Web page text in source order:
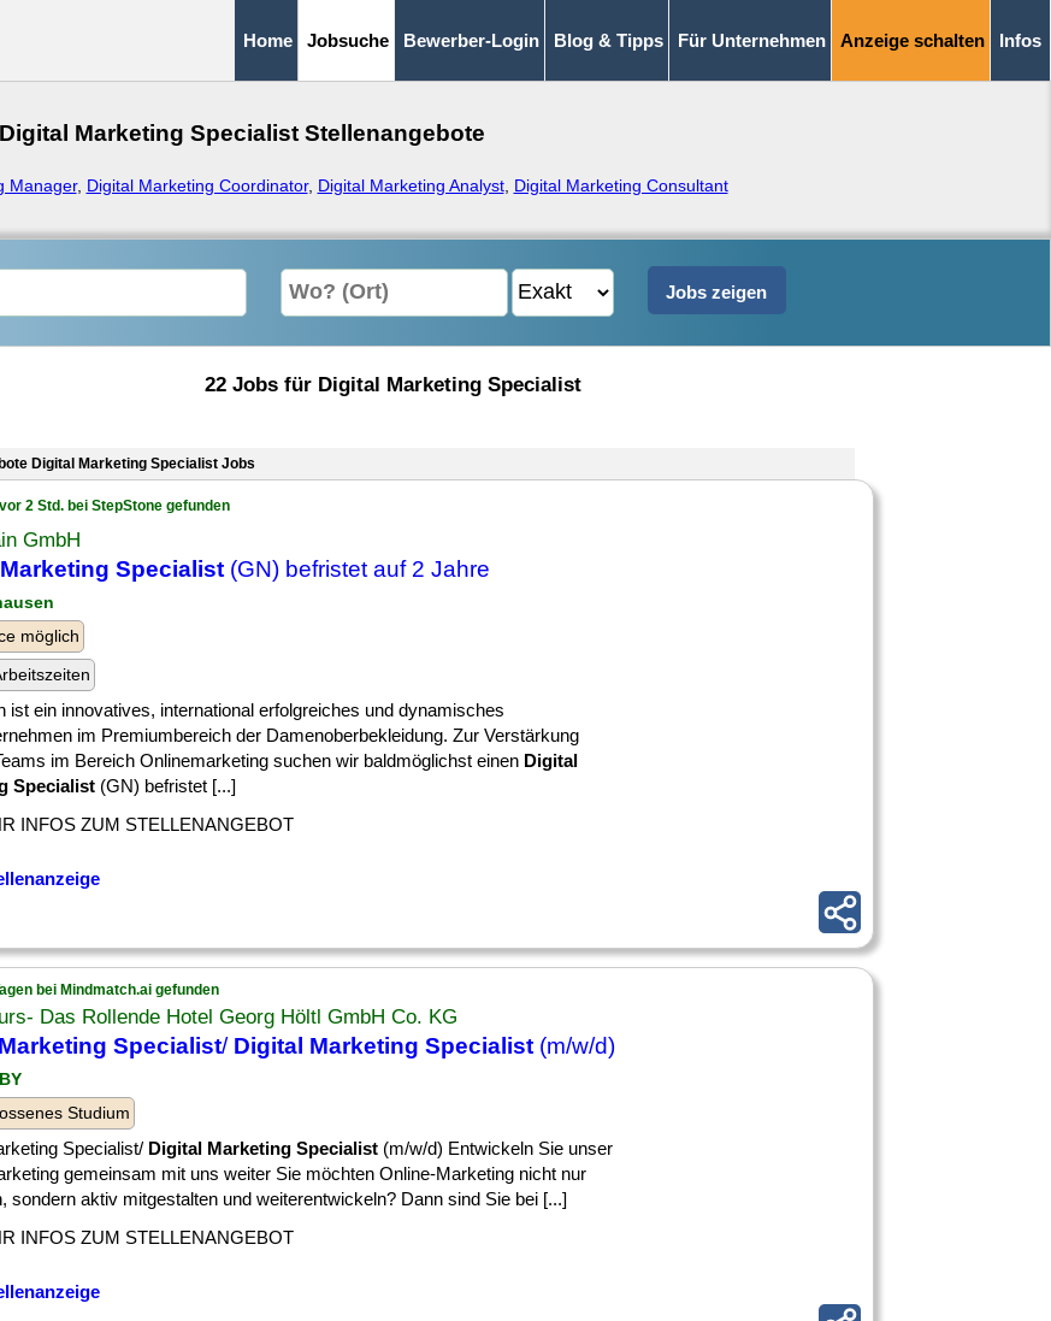
Home Jobsuche Bewerber-Login Blog & Tipps Für Unternehmen Anzeige schalten Infos
Digital Marketing Specialist Stellenangebote
Manager, Digital Marketing Coordinator, Digital Marketing Analyst, Digital Marketing Consultant
22 Jobs für Digital Marketing Specialist
Digital Marketing Specialist Jobs
2 Std. bei StepStone gefunden
GmbH
Specialist (GN) befristet auf 2 Jahre
möglich
ist ein innovatives, international erfolgreiches und dynamisches
im Premiumbereich der Damenoberbekleidung. Zur Verstärkung
im Bereich Onlinemarketing suchen wir baldmöglichst einen Digital
Specialist (GN) befristet [...]
INFOS ZUM STELLENANGEBOT
bei Mindmatch.ai gefunden
Das Rollende Hotel Georg Höltl GmbH Co. KG
Marketing Specialist/ Digital Marketing Specialist (m/w/d)
Studium
Specialist/ Digital Marketing Specialist (m/w/d) Entwickeln Sie unser
gemeinsam mit uns weiter Sie möchten Online-Marketing nicht nur
sondern aktiv mitgestalten und weiterentwickeln? Dann sind Sie bei [...]
INFOS ZUM STELLENANGEBOT